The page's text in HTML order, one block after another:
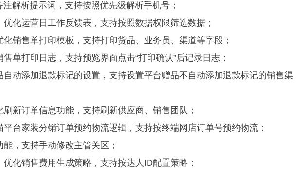
解析提示词，支持按照优先级解析手机号；
化运营日工作反馈表，支持按照数据权限筛选数据；
销售单打印模板，支持打印货品、业务员、渠道等字段；
单打印日志，支持预览界面点击“打印确认”后记录日志；
自动添加退款标记的设置，支持设置平台赠品不自动添加退款标记的销售渠
新订单信息功能，支持刷新供应商、销售团队；
台家装分销订单预约物流逻辑，支持按终端网店订单号预约物流；
，支持手动修改主管关区；
优化销售费用生成策略 ，支持按达人ID配置策略；